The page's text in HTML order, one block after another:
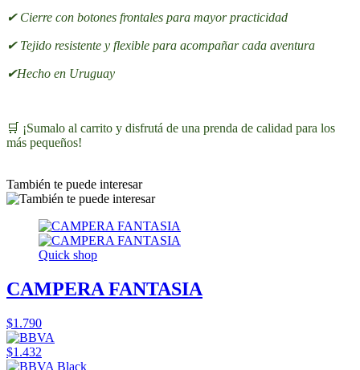
✔ Cierre con botones frontales para mayor practicidad
✔ Tejido resistente y flexible para acompañar cada aventura
✔Hecho en Uruguay
🛒 ¡Sumalo al carrito y disfrutá de una prenda de calidad para los
más pequeños!
También te puede interesar
Quick shop
CAMPERA FANTASIA
$1.790
$1.432